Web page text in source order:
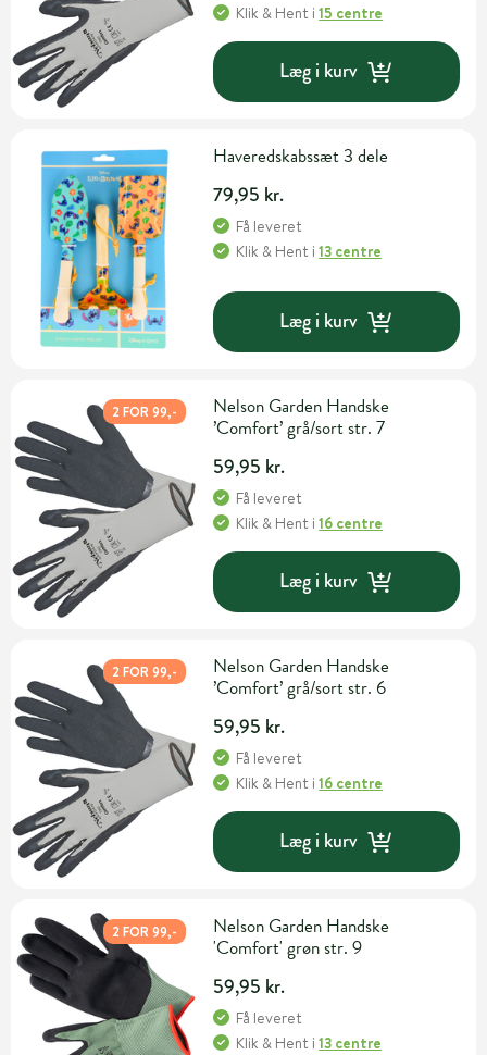
Klik & Hent i15 centre
Læg i kurv
Haveredskabssæt 3 dele
79,95 kr.
Få leveret
Klik & Hent i13 centre
Læg i kurv
2 FOR 99,-
Nelson Garden Handske
’Comfort’ grå/sort str. 7
59,95 kr.
Få leveret
Klik & Hent i16 centre
Læg i kurv
2 FOR 99,-
Nelson Garden Handske
’Comfort’ grå/sort str. 6
59,95 kr.
Få leveret
Klik & Hent i16 centre
Læg i kurv
2 FOR 99,-
Nelson Garden Handske
'Comfort' grøn str. 9
59,95 kr.
Få leveret
Klik & Hent i13 centre